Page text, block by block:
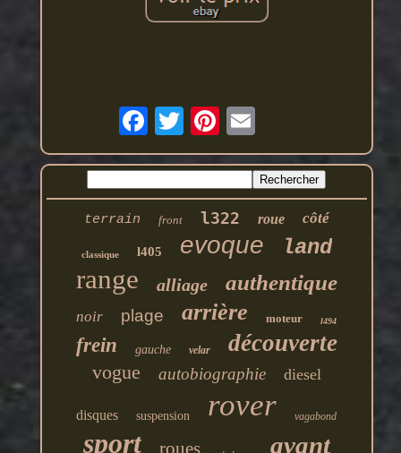
terrain front l322 roue côté
classique l405 evoque land
range alliage authentique
noir plage arrière moteur l494
frein gauche velar découverte
vogue autobiographie diesel
disques suspension rover vagabond
sport roues avant